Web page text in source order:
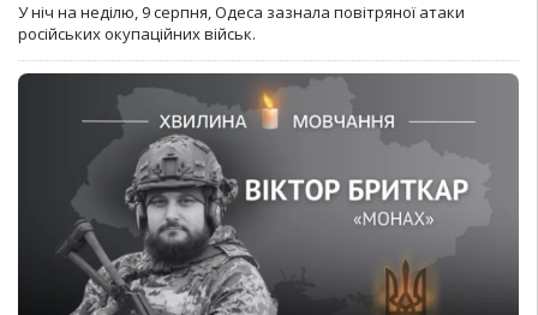
У ніч на неділю, 9 серпня, Одеса зазнала повітряної атаки
російських окупаційних військ.